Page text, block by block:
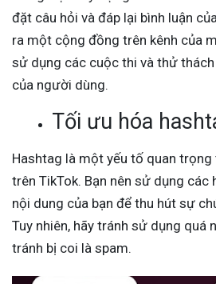
đặt câu hỏi và đáp lại bình luận
ra một cộng đồng trên kênh của
sử dụng các cuộc thi và thử
của người dùng.
Tối ưu hóa
Hashtag là một yếu tố quan
trên TikTok. Bạn nên sử dụng các
nội dung của bạn để thu hút sự
Tuy nhiên, hãy tránh sử dụng quá
tránh bị coi là spam.